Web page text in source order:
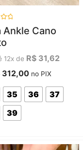
Ankle Cano
12x de R$ 31,62
312,00 no PIX
35 36
37
39